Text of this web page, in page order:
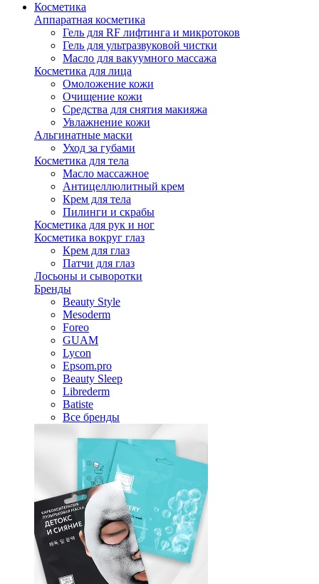
Косметика
Аппаратная косметика
Гель для RF лифтинга и микротоков
Гель для ультразвуковой чистки
Масло для вакуумного массажа
Косметика для лица
Омоложение кожи
Очищение кожи
Средства для снятия макияжа
Увлажнение кожи
Альгинатные маски
Уход за губами
Косметика для тела
Масло массажное
Антицеллюлитный крем
Крем для тела
Пилинги и скрабы
Косметика для рук и ног
Косметика вокруг глаз
Крем для глаз
Патчи для глаз
Лосьоны и сыворотки
Бренды
Beauty Style
Mesoderm
Foreo
GUAM
Lycon
Epsom.pro
Beauty Sleep
Librederm
Batiste
Все бренды